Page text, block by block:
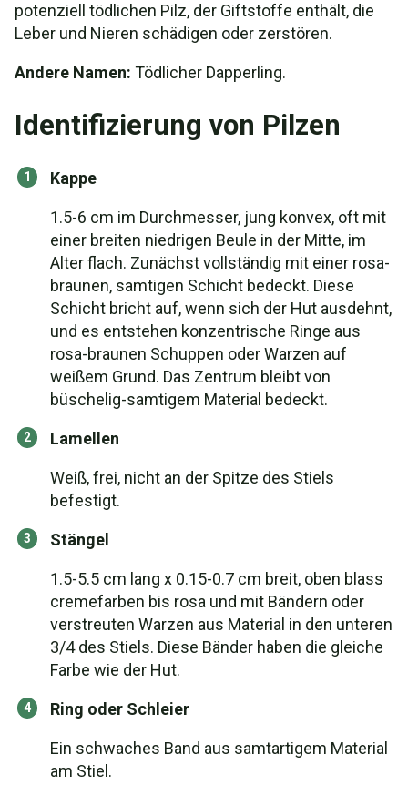
potenziell tödlichen Pilz, der Giftstoffe enthält, die
Leber und Nieren schädigen oder zerstören.
Andere Namen: Tödlicher Dapperling.
Identifizierung von Pilzen
Kappe
1.5-6 cm im Durchmesser, jung konvex, oft mit
einer breiten niedrigen Beule in der Mitte, im
Alter flach. Zunächst vollständig mit einer rosa-
braunen, samtigen Schicht bedeckt. Diese
Schicht bricht auf, wenn sich der Hut ausdehnt,
und es entstehen konzentrische Ringe aus
rosa-braunen Schuppen oder Warzen auf
weißem Grund. Das Zentrum bleibt von
büschelig-samtigem Material bedeckt.
Lamellen
Weiß, frei, nicht an der Spitze des Stiels
befestigt.
Stängel
1.5-5.5 cm lang x 0.15-0.7 cm breit, oben blass
cremefarben bis rosa und mit Bändern oder
verstreuten Warzen aus Material in den unteren
3/4 des Stiels. Diese Bänder haben die gleiche
Farbe wie der Hut.
Ring oder Schleier
Ein schwaches Band aus samtartigem Material
am Stiel.